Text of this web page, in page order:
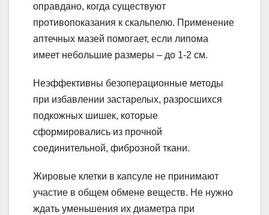
оправдано, когда существуют
противопоказания к скальпелю. Применение
аптечных мазей помогает, если липома
имеет небольшие размеры – до 1-2 см.
Неэффективны безоперационные методы
при избавлении застарелых, разросшихся
подкожных шишек, которые
сформировались из прочной
соединительной, фиброзной ткани.
Жировые клетки в капсуле не принимают
участие в общем обмене веществ. Не нужно
ждать уменьшения их диаметра при